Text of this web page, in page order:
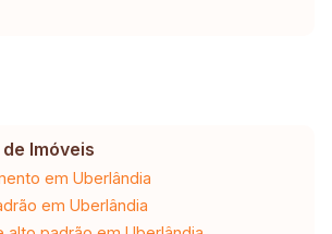
Imóveis
em Uberlândia
em Uberlândia